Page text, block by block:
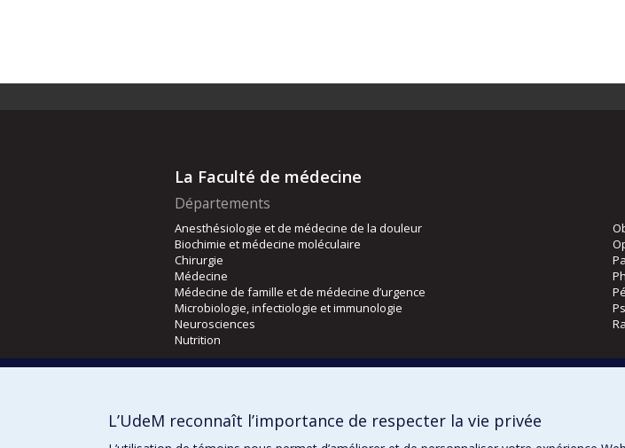
La Faculté de médecine
Départements
Anesthésiologie et de médecine de la douleur
Biochimie et médecine moléculaire
Chirurgie
Médecine
Médecine de famille et de médecine d’urgence
Microbiologie, infectiologie et immunologie
Neurosciences
Nutrition
Orthophonie et audiologie
L’UdeM reconnaît l’importance de respecter la vie privée